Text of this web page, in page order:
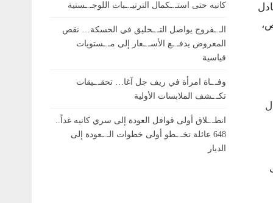
كانيه حتى استـ.ـكمال الترتيـ.ـبات اللوجـ.ـستية
الـ.ـفروج يواصل التـ.ـحليق في الحسكة… نقص
المعروض يدفـ.ـع الأسـ.ـعار إلى مـ.ـستويات
قياسية
وفـ.ـاة امرأة في ريف جل آغا… تحقـ.ـيقات
تكـ.ـشف الملابسات الأولية
انطـ.ـلاق أولى قوافل العودة إلى سري كانيه غداً..
648 عائلة تخـ.ـطو أولى خطوات الـ.ـعودة إلى
الديار